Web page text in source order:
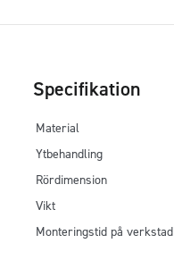
Specifikation
Material
Ytbehandling
Rördimension
Vikt
Monteringstid på verkstad